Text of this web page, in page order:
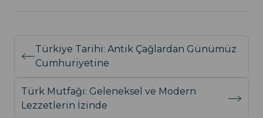
Türkiye Tarihi: Antik Çağlardan Günümüz
Cumhuriyetine
Türk Mutfağı: Geleneksel ve Modern
Lezzetlerin İzinde